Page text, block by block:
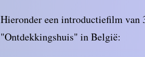
Hieronder een introductiefilm
"Ontdekkingshuis" in België: